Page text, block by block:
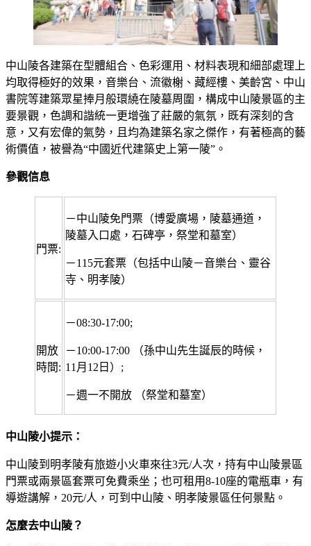
中山陵各建築在型體組合、色彩運用、材料表現和細部處理上
均取得極好的效果，音樂台、流徽榭、藏經樓、美齡宮、中山
書院等建築眾星捧月般環繞在陵墓周圍，構成中山陵景區的主
要景觀，色調和諧統一更增強了莊嚴的氣氛，既有深刻的含
意，又有宏偉的氣勢，且均為建築名家之傑作，有著極高的藝
術價值，被譽為“中國近代建築史上第一陵”。
參觀信息
門票:
－中山陵免門票（博愛廣場，陵墓通道，
陵墓入口處，石碑亭，祭堂和墓室）
－115元套票（包括中山陵－音樂台、靈谷
寺、明孝陵）
開放
時間:
－08:30-17:00;
－10:00-17:00 （孫中山先生誕辰的時候，
11月12日）;
－週一不開放 （祭堂和墓室）
中山陵小提示：
中山陵到明孝陵有旅遊小火車來往3元/人次，持有中山陵景區
門票或兩景區套票可免費乘坐；也可租用8-10座的電瓶車，有
導遊講解，20元/人，可到中山陵、明孝陵景區任何景點。
怎麼去中山陵？